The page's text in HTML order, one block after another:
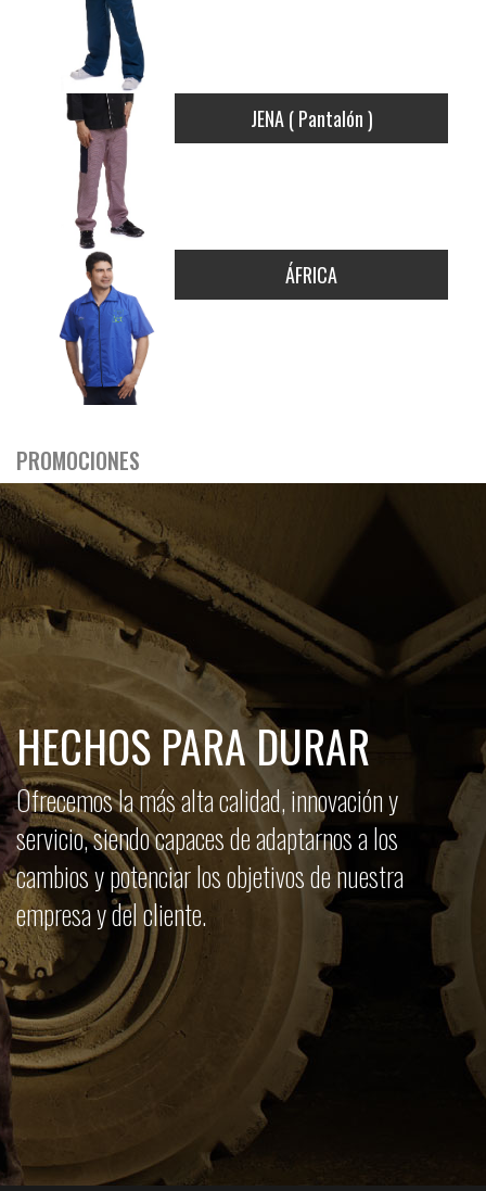
JENA ( Pantalón )
ÁFRICA
PROMOCIONES
HECHOS PARA DURAR
Ofrecemos la más alta calidad, innovación y
servicio, siendo capaces de adaptarnos a los
cambios y potenciar los objetivos de nuestra
empresa y del cliente.